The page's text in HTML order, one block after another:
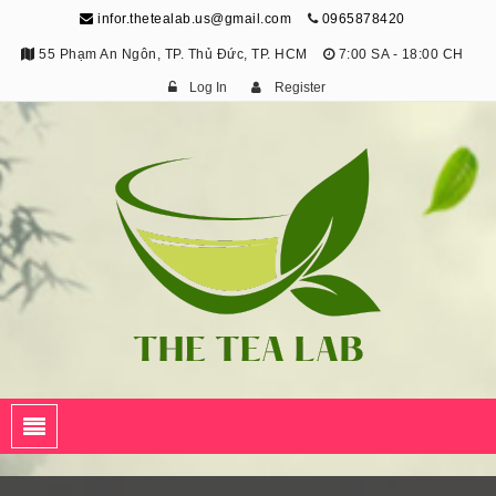
infor.thetealab.us@gmail.com 0965878420
55 Phạm An Ngôn, TP. Thủ Đức, TP. HCM 7:00 SA - 18:00 CH
Log In Register